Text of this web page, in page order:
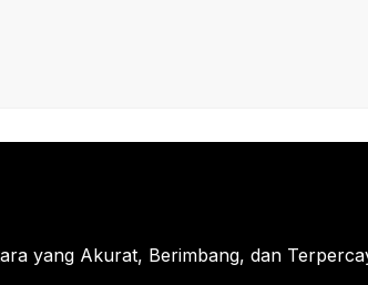
yang Akurat, Berimbang, dan